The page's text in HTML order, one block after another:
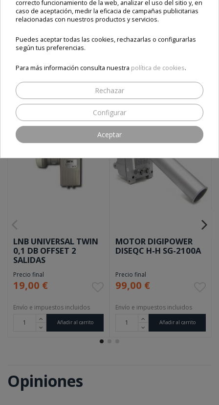
ESTOS PRODUCTOS TE
PUEDEN INTERESAR
LNB UNIVERSAL TWIN
0,1 DB OFFSET 2
SALIDAS
Precio final
19,00 €
Envío e impuestos incluidos
Añadir al carrito
MOTOR DIGIPOWER
DISEQC H-H SG-2100A
Precio final
99,00 €
Envío e impuestos incluidos
Añadir al carrito
Opiniones
correcto funcionamiento de la web, analizar el uso del sitio y, en
caso de aceptación, medir la eficacia de campañas publicitarias
relacionadas con nuestros productos y servicios.
Puedes aceptar todas las cookies, rechazarlas o configurarlas
según tus preferencias.
Para más información consulta nuestra política de cookies.
Rechazar
Configurar
Aceptar